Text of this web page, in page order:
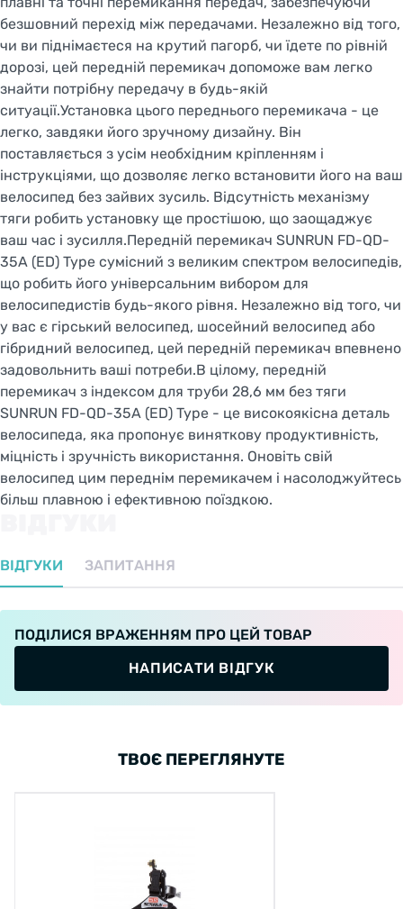
безшовний перехід між передачами. Незалежно від того,
чи ви піднімаєтеся на крутий пагорб, чи їдете по рівній
дорозі, цей передній перемикач допоможе вам легко
знайти потрібну передачу в будь-якій
ситуації.Установка цього переднього перемикача - це
легко, завдяки його зручному дизайну. Він
поставляється з усім необхідним кріпленням і
інструкціями, що дозволяє легко встановити його на ваш
велосипед без зайвих зусиль. Відсутність механізму
тяги робить установку ще простішою, що заощаджує
ваш час і зусилля.Передній перемикач SUNRUN FD-QD-
35A (ED) Type сумісний з великим спектром велосипедів,
що робить його універсальним вибором для
велосипедистів будь-якого рівня. Незалежно від того, чи
у вас є гірський велосипед, шосейний велосипед або
гібридний велосипед, цей передній перемикач впевнено
задовольнить ваші потреби.В цілому, передній
перемикач з індексом для труби 28,6 мм без тяги
SUNRUN FD-QD-35A (ED) Type - це високоякісна деталь
велосипеда, яка пропонує виняткову продуктивність,
міцність і зручність використання. Оновіть свій
велосипед цим переднім перемикачем і насолоджуйтесь
більш плавною і ефективною поїздкою.
ВІДГУКИ ЗАПИТАННЯ
ПОДІЛИСЯ ВРАЖЕННЯМ ПРО ЦЕЙ ТОВАР
НАПИСАТИ ВІДГУК
ТВОЄ ПЕРЕГЛЯНУТЕ